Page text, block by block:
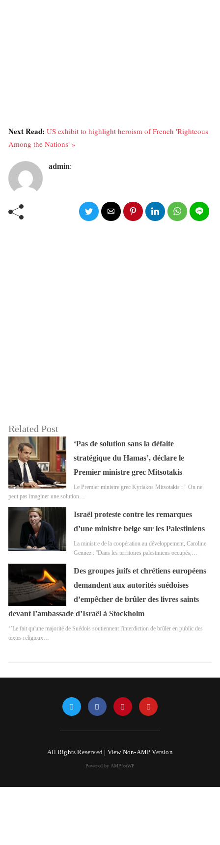
Next Read: US exhibit to highlight heroism of French 'Righteous
Among the Nations' »
admin:
Related Post
‘Pas de solution sans la défaite
stratégique du Hamas’, déclare le
Premier ministre grec Mitsotakis
Le Premier ministre grec Kyriakos Mitsotakis : " On ne
peut pas imaginer une solution…
Israël proteste contre les remarques
d’une ministre belge sur les Palestiniens
La ministre de la coopération au développement, Caroline
Gennez : ''Dans les territoires palestiniens occupés,…
Des groupes juifs et chrétiens européens
demandent aux autorités suédoises
d’empêcher de brûler des livres saints
devant l’ambassade d’Israël à Stockholm
‘’Le fait qu'une majorité de Suédois soutiennent l'interdiction de brûler en public des
textes religieux…
All Rights Reserved | View Non-AMP Version
Powered by AMPforWP